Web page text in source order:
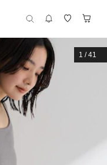
1 /41